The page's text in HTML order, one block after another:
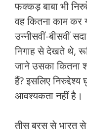
फक्‍कड़ बाबा भी
वह कितना काम कर
उन्‍नीसवीं-बीसवीं
निगाह से देखते थे,
जाने उसका कितना
हैं? इसलिए
आवश्‍यकता नहीं है।
तीस बरस से भारत